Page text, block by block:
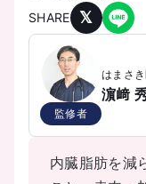
SHARE 𝕏
監修者
はまさ
濵﨑
内臓脂肪を減